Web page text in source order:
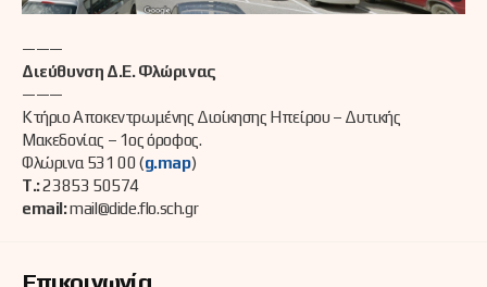
———
Διεύθυνση Δ.Ε. Φλώρινας
———
Κτήριο Αποκεντρωμένης Διοίκησης Ηπείρου – Δυτικής
Μακεδονίας – 1ος όροφος.
Φλώρινα 531 00 (g.map)
Τ.:23853 50574
email:mail@dide.flo.sch.gr
Επικοινωνία